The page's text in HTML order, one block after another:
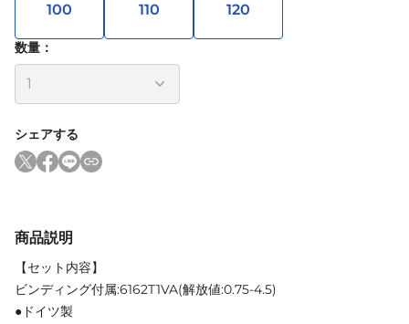
100 110 120
数量：
シェアする
商品説明
【セット内容】
ビンディング付属:6162T1VA(解放値:0.75-4.5)
●ドイツ製